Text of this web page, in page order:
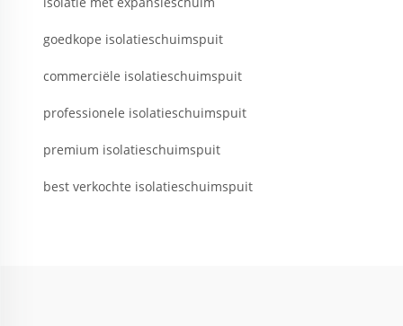
goedkope isolatieschuimspuit
commerciële isolatieschuimspuit
professionele isolatieschuimspuit
premium isolatieschuimspuit
best verkochte isolatieschuimspuit